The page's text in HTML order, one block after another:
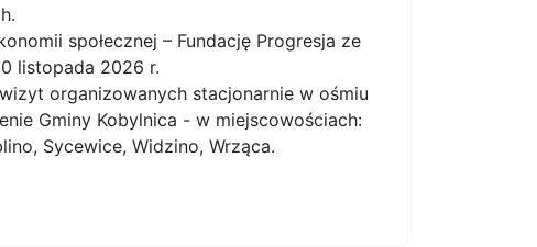
społecznej – Fundację Progresja ze
listopada 2026 r.
organizowanych stacjonarnie w ośmiu
Gminy Kobylnica - w miejscowościach:
Sycewice, Widzino, Wrząca.